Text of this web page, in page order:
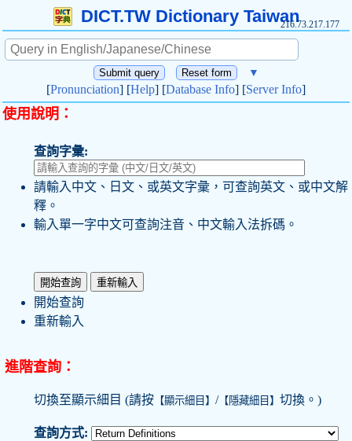
DICT.TW Dictionary Taiwan216.73.217.177
▼
[Pronunciation] [Help] [Database Info] [Server Info]
使用說明：
查詢字彙:
請輸入中文、日文、或英文字彙，可查詢英文、或中文解
釋。
輸入單一字中文可查詢注音、中文輸入法拆碼。
開始查詢
重新輸入
進階查詢：
切換至顯示細目 (請按 【顯示細目】 / 【隱藏細目】 切換。)
查詢方式: